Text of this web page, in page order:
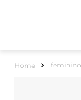
feminino